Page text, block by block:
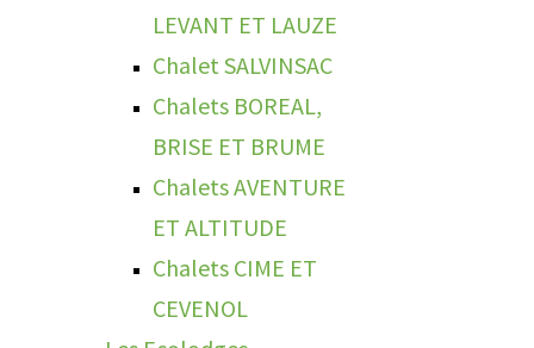
LEVANT ET LAUZE
Chalet SALVINSAC
Chalets BOREAL,
BRISE ET BRUME
Chalets AVENTURE
ET ALTITUDE
Chalets CIME ET
CEVENOL